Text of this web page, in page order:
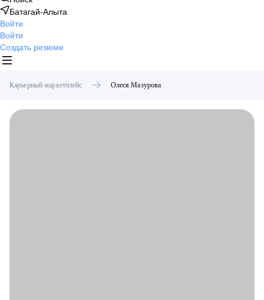
Батагай-Алыта
Войти
Войти
Создать резюме
Карьерный маркетплейс Олеся Мазурова